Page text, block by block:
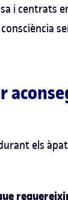
i centrats
els